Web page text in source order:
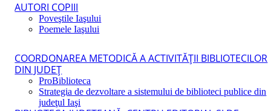
AUTORI COPIII
Poveştile Iaşului
Poemele Iaşului
COORDONAREA METODICĂ A ACTIVITĂŢII BIBLIOTECILOR
DIN JUDEŢ
ProBiblioteca
Strategia de dezvoltare a sistemului de biblioteci publice din
judeţul Iaşi